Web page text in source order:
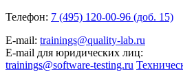
Телефон: 7 (495) 120-00-96 (доб. 15)
E-mail: trainings@quality-lab.ru
E-mail для юридических лиц:
trainings@software-testing.ru